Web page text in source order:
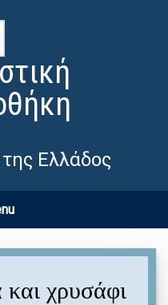
Ελλάδος
χρυσάφι